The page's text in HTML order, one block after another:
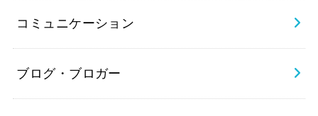
コミュニケーション
ブログ・ブロガー